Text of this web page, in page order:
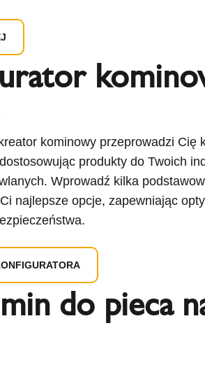
kominowy przeprowadzi Cię
produkty do Twoich
Wprowadź kilka
najlepsze opcje, zapewniając
do pieca